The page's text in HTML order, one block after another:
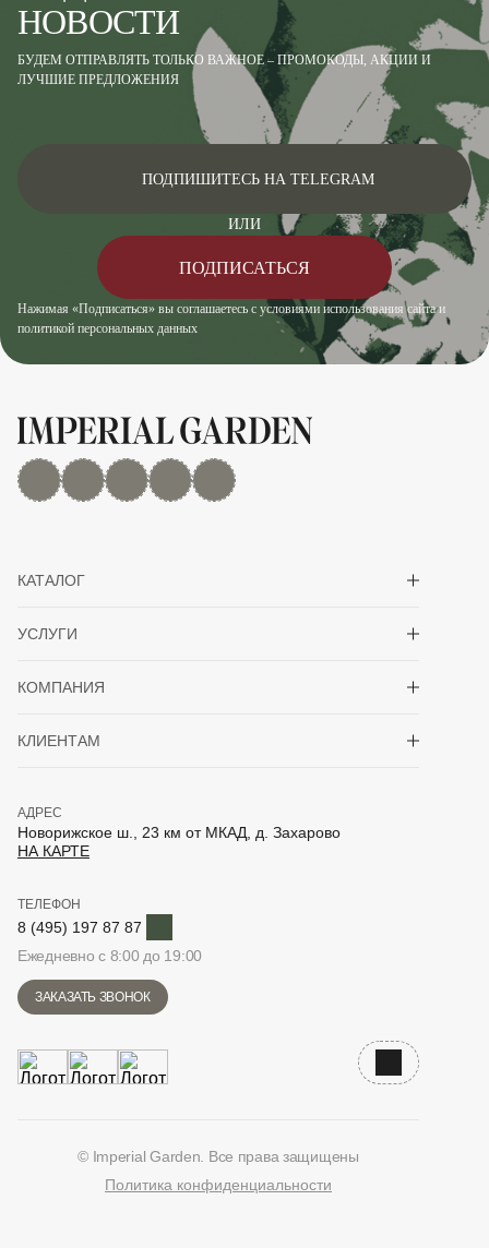
НОВОСТИ
БУДЕМ ОТПРАВЛЯТЬ ТОЛЬКО ВАЖНОЕ – ПРОМОКОДЫ, АКЦИИ И
ЛУЧШИЕ ПРЕДЛОЖЕНИЯ
Нажимая «Подписаться» вы соглашаетесь с условиями использования сайта и
политикой персональных данных
ПОДПИШИТЕСЬ НА TELEGRAM
ИЛИ
ПОДПИСАТЬСЯ
MAX Дзен YouTuberutubeTelegram
КАТАЛОГ
УСЛУГИ
КОМПАНИЯ
КЛИЕНТАМ
АДРЕС
Новорижское ш., 23 км от МКАД, д. Захарово
НА КАРТЕ
ТЕЛЕФОН
8 (495) 197 87 87
Ежедневно с 8:00 до 19:00
ЗАКАЗАТЬ ЗВОНОК
Наверх
© Imperial Garden. Все права защищены
Политика конфиденциальности